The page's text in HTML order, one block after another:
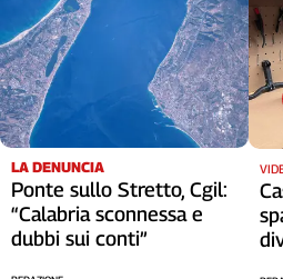
LA DENUNCIA
Ponte sullo Stretto, Cgil:
“Calabria sconnessa e
dubbi sui conti”